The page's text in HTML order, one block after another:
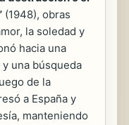
(1948), obras
la soledad y
hacia una
una búsqueda
de la
a España y
manteniendo